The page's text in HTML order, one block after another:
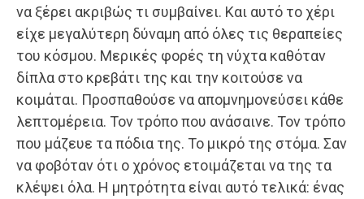
να ξέρει ακριβώς τι συμβαίνει. Και αυτό το χέρι
είχε μεγαλύτερη δύναμη από όλες τις θεραπείες
του κόσμου. Μερικές φορές τη νύχτα καθόταν
δίπλα στο κρεβάτι της και την κοιτούσε να
κοιμάται. Προσπαθούσε να απομνημονεύσει κάθε
λεπτομέρεια. Τον τρόπο που ανάσαινε. Τον τρόπο
που μάζευε τα πόδια της. Το μικρό της στόμα. Σαν
να φοβόταν ότι ο χρόνος ετοιμάζεται να της τα
κλέψει όλα. Η μητρότητα είναι αυτό τελικά: ένας